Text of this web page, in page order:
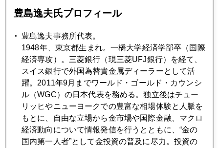
1月 3月 4月 5月 6月
7月 8月 9月 10月 11月 12月
2023年06月30日
プラチナ、じわり値ごろゾーン入り
豊島逸夫氏プロフィール
豊島逸夫事務所代表。
1948年、東京都生まれ。一橋大学経済学部卒（国際
経済専攻）。三菱銀行（現三菱UFJ銀行）を経て、
スイス銀行で外国為替貴金属ディーラーとして活
躍。2011年9月までワールド・ゴールド・カウンシ
ル（WGC）の日本代表を務める。独立後はチュー
リッヒやニューヨークでの豊富な相場体験と人脈を
もとに、自由な立場から金市場や国際金融、マクロ
経済動向について情報発信を行うとともに、“金の
国内第一人者”として金投資の普及に尽力。投資の